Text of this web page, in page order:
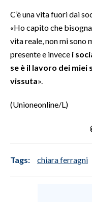
C’è una vita fuori dai
«Ho capito che
vita reale, non mi sono
presente e invece i
se è il lavoro dei miei
vissuta».
(Unioneonline/L)
Tags: chiara ferragni